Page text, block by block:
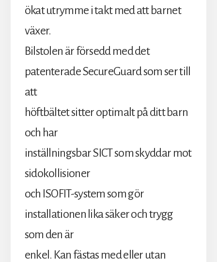
ökat utrymme i takt med att barnet
växer.
Bilstolen är försedd med det
patenterade SecureGuard som ser till
att
höftbältet sitter optimalt på ditt barn
och har
inställningsbar SICT som skyddar mot
sidokollisioner
och ISOFIT-system som gör
installationen lika säker och trygg
som den är
enkel. Kan fästas med eller utan